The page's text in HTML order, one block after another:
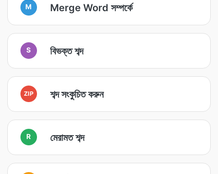
M Merge Word সম্পর্কে
S বিভক্ত শব্দ
ZIP শব্দ সংকুচিত করুন
R মেরামত শব্দ